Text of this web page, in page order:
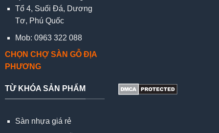
Tổ 4, Suối Đá, Dương
Tơ, Phú Quốc
Mob: 0963 322 088
CHỌN CHỢ SÀN GỖ ĐỊA
PHƯƠNG
TỪ KHÓA SẢN PHẨM
Sàn nhựa giá rẻ